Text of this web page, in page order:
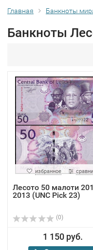
Главная Банкноты
Банкноты
избранное
Лесото 50 малоти
2013 (UNC Pick 23)
(0)
1 150 руб.